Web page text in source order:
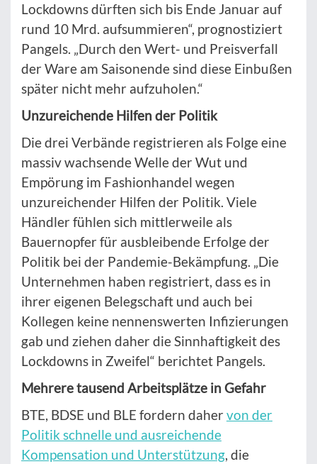
Lockdowns dürften sich bis Ende Januar auf
rund 10 Mrd. aufsummieren“, prognostiziert
Pangels. „Durch den Wert- und Preisverfall
der Ware am Saisonende sind diese Einbußen
später nicht mehr aufzuholen.“
Unzureichende Hilfen der Politik
Die drei Verbände registrieren als Folge eine
massiv wachsende Welle der Wut und
Empörung im Fashionhandel wegen
unzureichender Hilfen der Politik. Viele
Händler fühlen sich mittlerweile als
Bauernopfer für ausbleibende Erfolge der
Politik bei der Pandemie-Bekämpfung. „Die
Unternehmen haben registriert, dass es in
ihrer eigenen Belegschaft und auch bei
Kollegen keine nennenswerten Infizierungen
gab und ziehen daher die Sinnhaftigkeit des
Lockdowns in Zweifel“ berichtet Pangels.
Mehrere tausend Arbeitsplätze in Gefahr
BTE, BDSE und BLE fordern dahervon der
Politik schnelle und ausreichende
Kompensation und Unterstützung, die